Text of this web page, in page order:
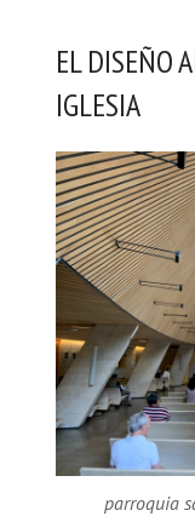
EL DISEÑO
IGLESIA
parroquia